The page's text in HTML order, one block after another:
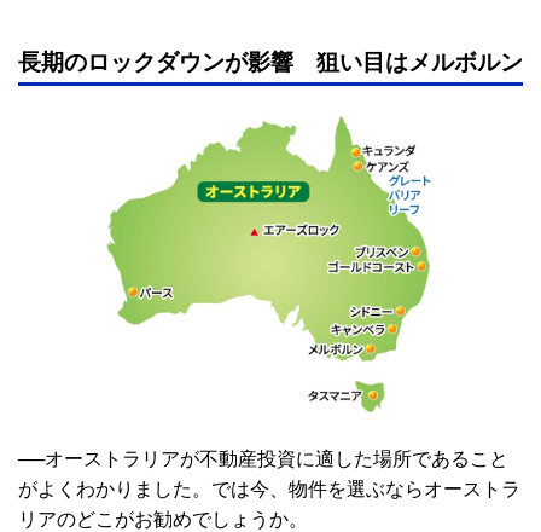
長期のロックダウンが影響 狙い目はメルボルン
──オーストラリアが不動産投資に適した場所であること
がよくわかりました。では今、物件を選ぶならオーストラ
リアのどこがお勧めでしょうか。